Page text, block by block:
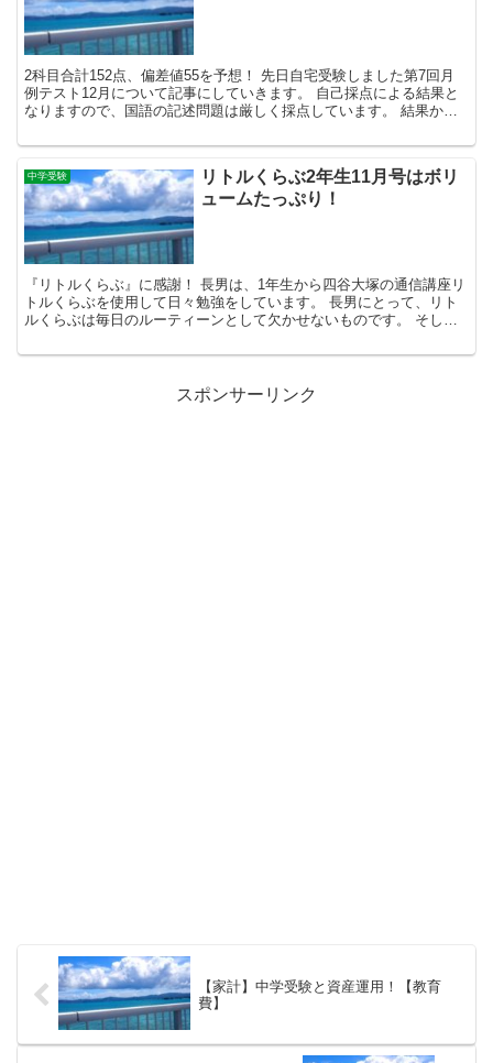
2科目合計152点、偏差値55を予想！ 先日自宅受験しました第7回月
例テスト12月について記事にしていきます。 自己採点による結果と
なりますので、国語の記述問題は厳しく採点しています。 結果から
中学受験
リトルくらぶ2年生11月号はボリ
ュームたっぷり！
『リトルくらぶ』に感謝！ 長男は、1年生から四谷大塚の通信講座リ
トルくらぶを使用して日々勉強をしています。 長男にとって、リト
ルくらぶは毎日のルーティーンとして欠かせないものです。 そし
スポンサーリンク
【家計】中学受験と資産運用！【教育
費】